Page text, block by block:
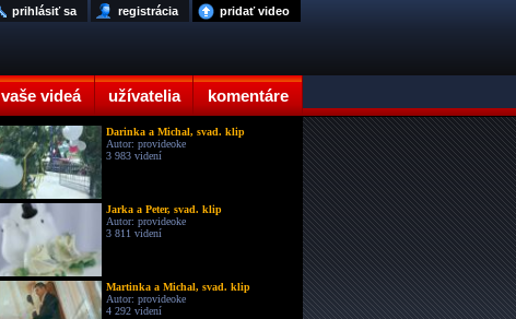
vaše videá užívatelia komentáre
pridať video
registrácia
prihlásiť sa
Darinka a Michal, svad. klip
Autor: provideoke
3 983 videní
Jarka a Peter, svad. klip
Autor: provideoke
3 811 videní
Martinka a Michal, svad. klip
Autor: provideoke
4 292 videní